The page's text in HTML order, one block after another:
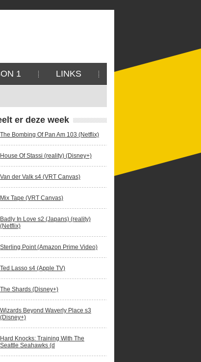
1 LINKS
waagt zich aan fictiereeks
er deze week
The Bombing Of Pan Am 103 (Netflix)
House Of Stassi (reality) (Disney+)
Van der Valk s4 (VRT Canvas)
Mix Tape (VRT Canvas)
Badly In Love s2 (Japans) (reality)
(Netflix)
Sterling Point (Amazon Prime Video)
Ted Lasso s4 (Apple TV)
The Shards (Disney+)
Wizards Beyond Waverly Place s3
(Disney+)
Hard Knocks: Training With The
Seattle Seahawks (d